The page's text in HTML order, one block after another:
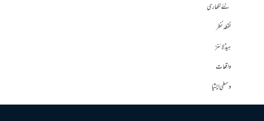
نئے لکھاری
نقطہ نظر
ہیڈلائنز
واقعات
وسطی ایشیا